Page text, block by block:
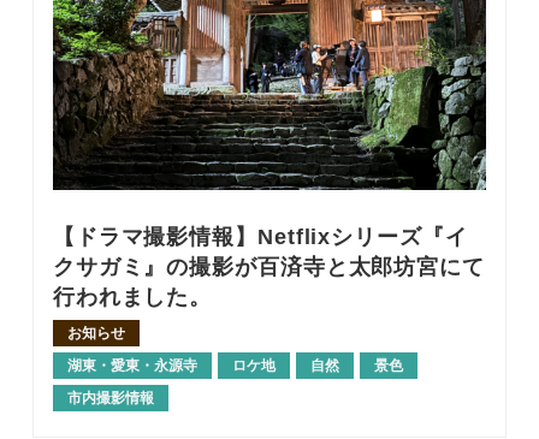
【ドラマ撮影情報】Netflixシリーズ『イ
クサガミ』の撮影が百済寺と太郎坊宮にて
行われました。
お知らせ
湖東・愛東・永源寺
ロケ地 自然
景色
市内撮影情報